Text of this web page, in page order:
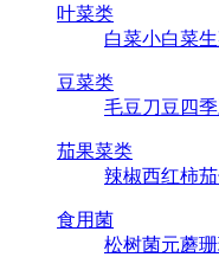
叶菜类
白菜小白菜
豆菜类
毛豆刀豆 四
茄果菜类
辣椒西红柿
食用菌
松树菌元蘑